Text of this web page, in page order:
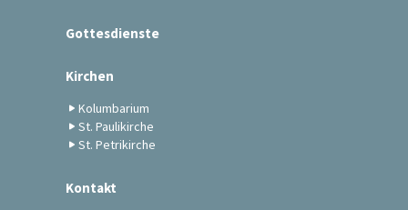
Gottesdienste
Kirchen
Kolumbarium
St. Paulikirche
St. Petrikirche
Kontakt